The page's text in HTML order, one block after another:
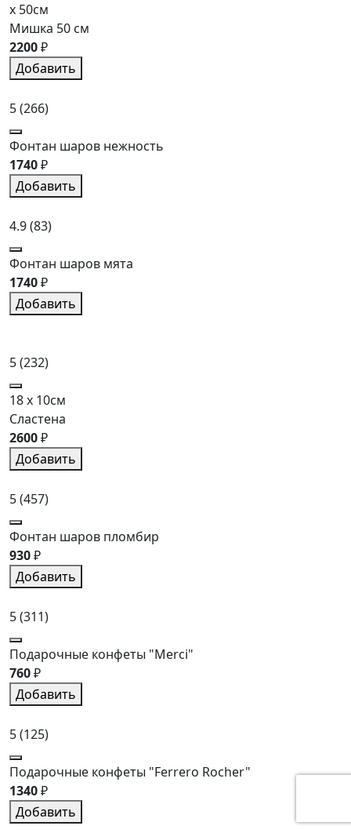
x 50см
Мишка 50 см
2200₽
Добавить
5(266)
Фонтан шаров нежность
1740₽
Добавить
4.9(83)
Фонтан шаров мята
1740₽
Добавить
5(232)
18 x 10см
Сластена
2600₽
Добавить
5(457)
Фонтан шаров пломбир
930₽
Добавить
5(311)
Подарочные конфеты "Merci"
760₽
Добавить
5(125)
Подарочные конфеты "Ferrero Rocher"
1340₽
Добавить